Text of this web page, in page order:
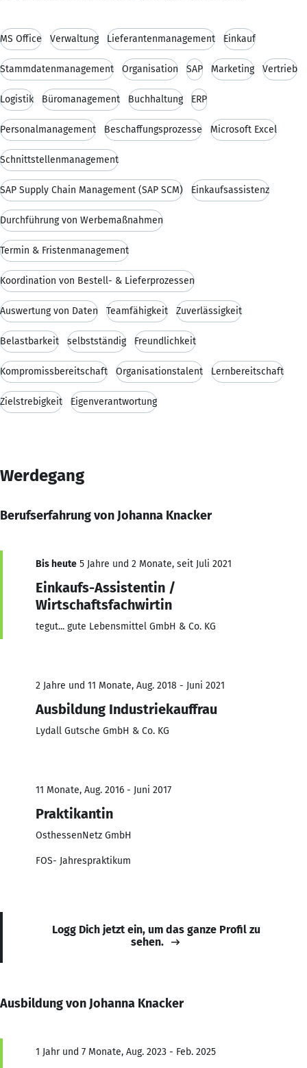
MS Office Verwaltung Lieferantenmanagement Einkauf
Stammdatenmanagement Organisation SAP Marketing Vertrieb
Logistik Büromanagement Buchhaltung ERP
Personalmanagement Beschaffungsprozesse Microsoft Excel
Schnittstellenmanagement
SAP Supply Chain Management (SAP SCM) Einkaufsassistenz
Durchführung von Werbemaßnahmen
Termin & Fristenmanagement
Koordination von Bestell- & Lieferprozessen
Auswertung von Daten Teamfähigkeit Zuverlässigkeit
Belastbarkeit selbstständig Freundlichkeit
Kompromissbereitschaft Organisationstalent Lernbereitschaft
Zielstrebigkeit Eigenverantwortung
Werdegang
Berufserfahrung von Johanna Knacker
Bis heute 5 Jahre und 2 Monate, seit Juli 2021
Einkaufs-Assistentin /
Wirtschaftsfachwirtin
tegut... gute Lebensmittel GmbH & Co. KG
2 Jahre und 11 Monate, Aug. 2018 - Juni 2021
Ausbildung Industriekauffrau
Lydall Gutsche GmbH & Co. KG
11 Monate, Aug. 2016 - Juni 2017
Praktikantin
OsthessenNetz GmbH
FOS- Jahrespraktikum
Logg Dich jetzt ein, um das ganze Profil zu
sehen.
Ausbildung von Johanna Knacker
1 Jahr und 7 Monate, Aug. 2023 - Feb. 2025